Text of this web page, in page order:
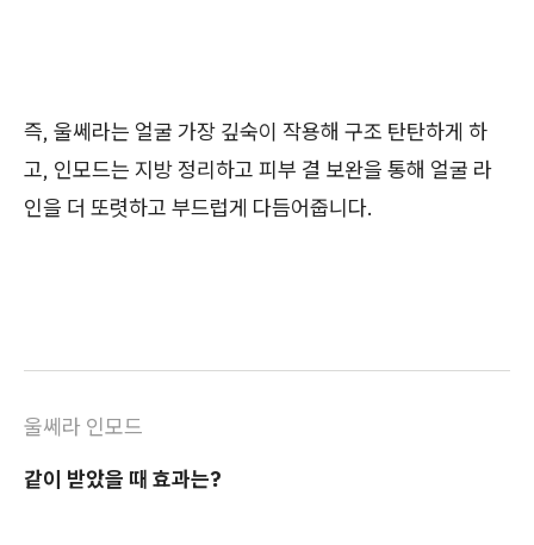
즉, 울쎄라는 얼굴 가장 깊숙이 작용해 구조 탄탄하게 하
고, 인모드는 지방 정리하고 피부 결 보완을 통해 얼굴 라
인을 더 또렷하고 부드럽게 다듬어줍니다.
울쎄라 인모드
같이 받았을 때 효과는?